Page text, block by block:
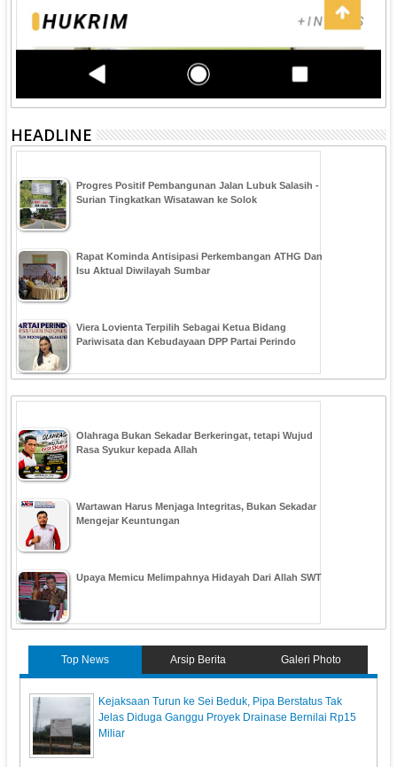
HEADLINE
Progres Positif Pembangunan Jalan Lubuk Salasih -
Surian Tingkatkan Wisatawan ke Solok
Rapat Kominda Antisipasi Perkembangan ATHG Dan
Isu Aktual Diwilayah Sumbar
Viera Lovienta Terpilih Sebagai Ketua Bidang
Pariwisata dan Kebudayaan DPP Partai Perindo
Olahraga Bukan Sekadar Berkeringat, tetapi Wujud
Rasa Syukur kepada Allah
Wartawan Harus Menjaga Integritas, Bukan Sekadar
Mengejar Keuntungan
Upaya Memicu Melimpahnya Hidayah Dari Allah SWT
Top News Arsip Berita Galeri Photo
Kejaksaan Turun ke Sei Beduk, Pipa Berstatus Tak
Jelas Diduga Ganggu Proyek Drainase Bernilai Rp15
Miliar